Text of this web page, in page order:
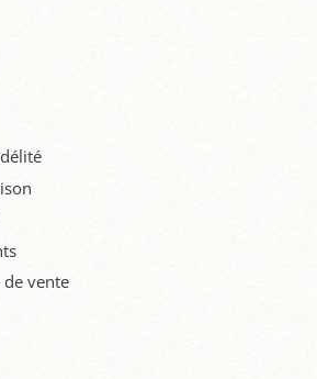
de vente